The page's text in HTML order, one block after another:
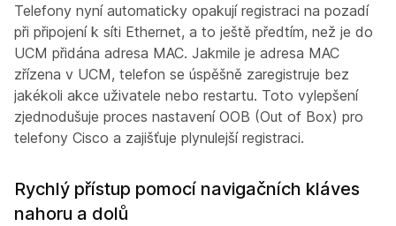
Telefony nyní automaticky opakují registraci na pozadí
při připojení k síti Ethernet, a to ještě předtím, než je do
UCM přidána adresa MAC. Jakmile je adresa MAC
zřízena v UCM, telefon se úspěšně zaregistruje bez
jakékoli akce uživatele nebo restartu. Toto vylepšení
zjednodušuje proces nastavení OOB (Out of Box) pro
telefony Cisco a zajišťuje plynulejší registraci.
Rychlý přístup pomocí navigačních kláves
nahoru a dolů